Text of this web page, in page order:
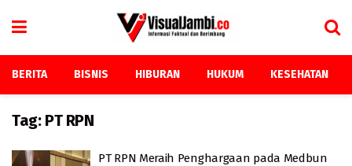
BERITA BISNIS HIBURAN HUKUM KESEHATAN
Tag: PT RPN
PT RPN Meraih Penghargaan pada Medbun